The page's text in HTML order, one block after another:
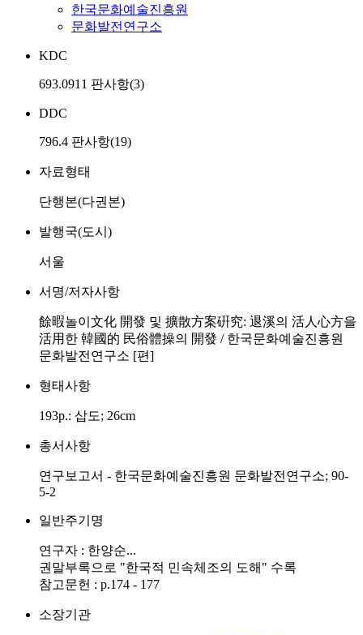
한국문화예술진흥원
문화발전연구소
KDC
693.0911 판사항(3)
DDC
796.4 판사항(19)
자료형태
단행본(다권본)
발행국(도시)
서울
서명/저자사항
餘暇놀이文化 開發 및 擴散方案硏究: 退溪의 活人心方을
活用한 韓國的 民俗體操의 開發 / 한국문화예술진흥원
문화발전연구소 [편]
형태사항
193p.: 삽도; 26cm
총서사항
연구보고서 - 한국문화예술진흥원 문화발전연구소; 90-
5-2
일반주기명
연구자 : 한양순...
권말부록으로 "한국적 민속체조의 도해" 수록
참고문헌 : p.174 - 177
소장기관